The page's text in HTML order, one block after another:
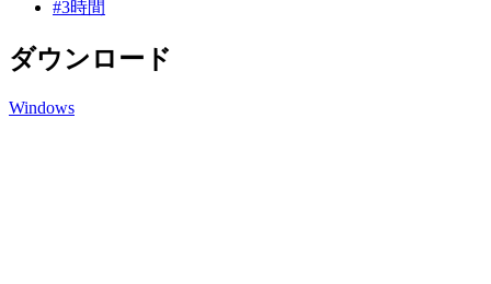
#3時間
ダウンロード
Windows